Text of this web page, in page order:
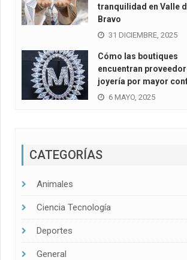
tranquilidad en Valle
Bravo
31 DICIEMBRE, 2025
Cómo las boutiques
encuentran
joyería por mayor
6 MAYO, 2025
CATEGORÍAS
Animales
Ciencia Tecnología
Deportes
General